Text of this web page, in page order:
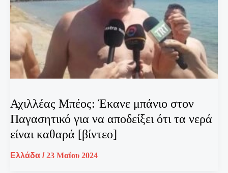
Αχιλλέας Μπέος: Έκανε μπάνιο στον
Παγασητικό για να αποδείξει ότι τα νερά
είναι καθαρά [βίντεο]
Ελλάδα /23 Μαΐου 2024